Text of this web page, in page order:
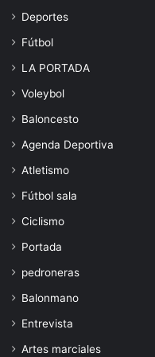
Deportes
Fútbol
LA PORTADA
Voleybol
Baloncesto
Agenda Deportiva
Atletismo
Fútbol sala
Ciclismo
Portada
pedroneras
Balonmano
Entrevista
Artes marciales